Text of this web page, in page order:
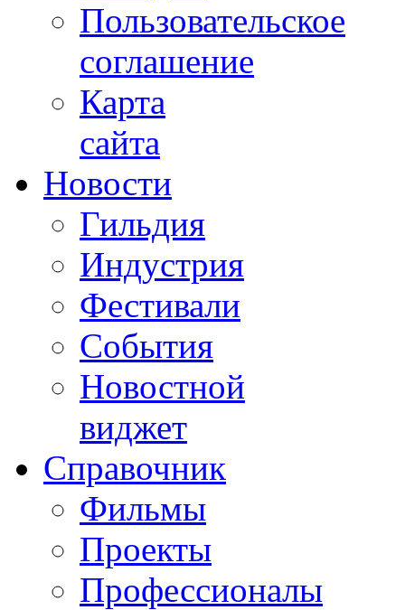
Пользовательское
соглашение
Карта
сайта
Новости
Гильдия
Индустрия
Фестивали
События
Новостной
виджет
Справочник
Фильмы
Проекты
Профессионалы